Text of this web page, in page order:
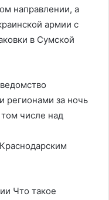
направлении, а
армии с
в Сумской
регионами за ночь
числе над
Что такое